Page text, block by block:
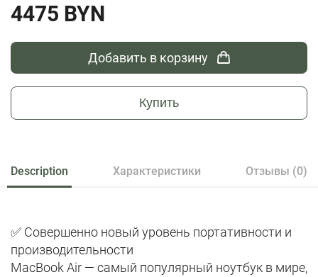
4475 BYN
Добавить в корзину
Купить
Description Характеристики Отзывы (0)
✅ Совершенно новый уровень портативности и
производительности
MacBook Air — самый популярный ноутбук в мире,